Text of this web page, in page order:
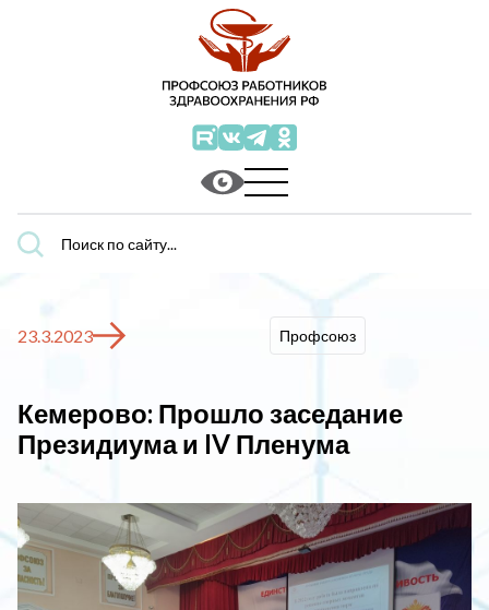
Поиск
по
23.3.2023 Профсоюз
Кемерово: Прошло заседание
Президиума и IV Пленума